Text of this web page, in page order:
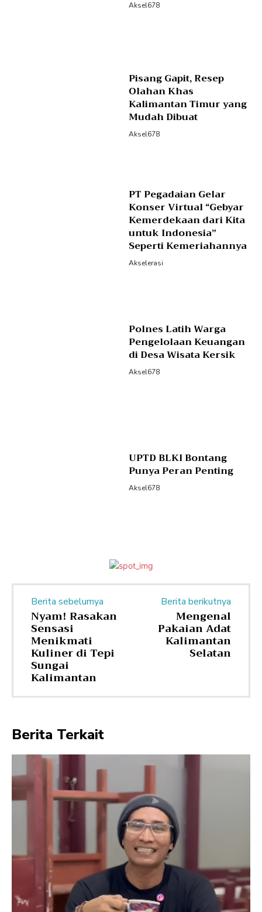
Aksel678
Pisang Gapit, Resep
Olahan Khas
Kalimantan Timur yang
Mudah Dibuat
Aksel678
PT Pegadaian Gelar
Konser Virtual “Gebyar
Kemerdekaan dari Kita
untuk Indonesia”
Seperti Kemeriahannya
Akselerasi
Polnes Latih Warga
Pengelolaan Keuangan
di Desa Wisata Kersik
Aksel678
UPTD BLKI Bontang
Punya Peran Penting
Aksel678
Berita sebelumya
Nyam! Rasakan
Sensasi
Menikmati
Kuliner di Tepi
Sungai
Kalimantan
Berita berikutnya
Mengenal
Pakaian Adat
Kalimantan
Selatan
Berita Terkait